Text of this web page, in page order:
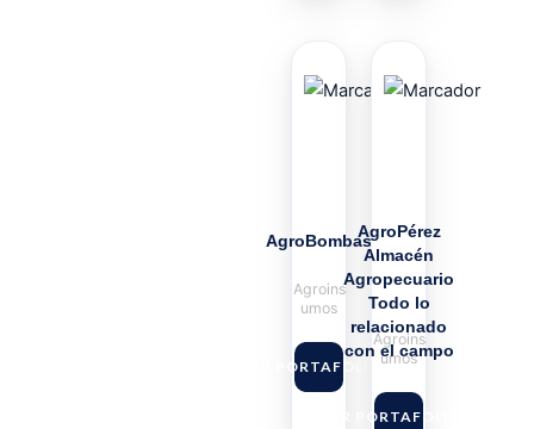
AgroBombas
Agroins
umos
VER PORTAFOLIO
AgroPérez
Almacén
Agropecuario
Todo lo
relacionado
con el campo
Agroins
umos
VER PORTAFOLIO